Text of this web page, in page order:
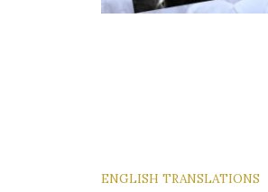
ENGLISH TRANSLATIONS